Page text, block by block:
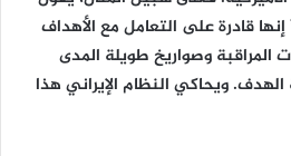
منظومة “إس-400” إنها قادرة على التعامل مع الأهداف
المراقبة وصواريخ طويلة المدى
ويحاكي النظام الإيراني هذا